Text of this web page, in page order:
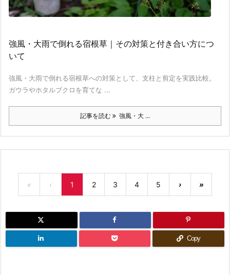
強風・大雨で倒れる宿根草｜その対策と付き合い方につ
いて
強風・大雨で倒れる宿根草への対策として、支柱と剪定を実践比較。
ガウラやホタルブクロを育てな ...
記事を読む 強風・大 ...
« ‹ 1 2 3 4 5 › »
Copy